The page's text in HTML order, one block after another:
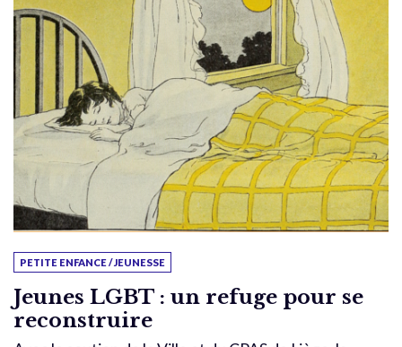
PETITE ENFANCE / JEUNESSE
Jeunes LGBT : un refuge pour se
reconstruire